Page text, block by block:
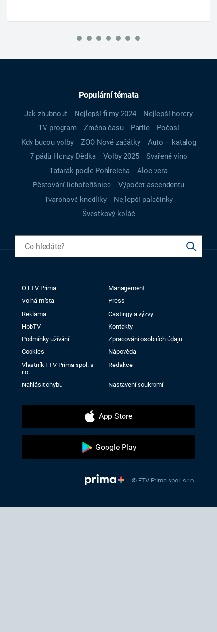
Populární témata
Jak zhubnout Nejlepší filmy 2024
Nejlepší horory
TV program
Změna času Partie
Počasí
Kdy budou volby
ZOO Nové začátky
Auto – katalog
7 pádů Honzy Dědka
Volby 2025
Svařené víno
Tatarák podle Pohlreicha
Aloe vera
Pěstování lichořeřišnice
Výpočet ascendentu
Tvarohové knedlíky
Nejlepší palačinky
Švestkový koláč
O FTV Prima
Management
Volná místa
Press
Reklama
Castingy a výzvy
HbbTV
Kontakty
Podmínky užívání
Zpracování osobních údajů
Cookies
Nápověda
Vlastník FTV Prima spol. s
r.o.
Redakce
Nahlásit chybu Nastavení soukromí
App Store
Google Play
© FTV Prima spol. s r.o.